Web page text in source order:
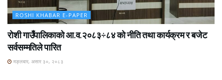
ROSHI KHABAR E-PAPER
रोशी गाउँपालिकाको आ.व.२०८३÷८४ को नीति तथा कार्यक्रम र बजेट
सर्वसम्मतिले पारित
मङ्लबार, असार ३०, २०८३